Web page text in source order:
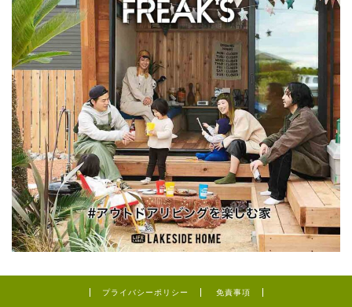
プライバシーポリシー 免責事項